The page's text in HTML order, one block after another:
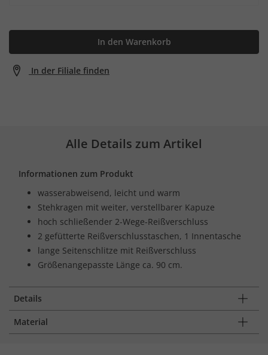
In den Warenkorb
In der Filiale finden
Alle Details zum Artikel
Informationen zum Produkt
wasserabweisend, leicht und warm
Stehkragen mit weiter, verstellbarer Kapuze
hoch schließender 2-Wege-Reißverschluss
2 gefütterte Reißverschlusstaschen, 1 Innentasche
lange Seitenschlitze mit Reißverschluss
Größenangepasste Länge ca. 90 cm.
Details
Material